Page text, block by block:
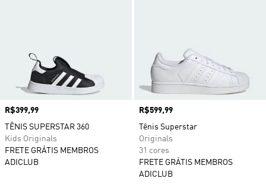
Preço
R$399,99
TÊNIS SUPERSTAR 360
Kids Originals
FRETE GRÁTIS MEMBROS
ADICLUB
Preço
R$599,99
Tênis Superstar
Originals
31 cores
FRETE GRÁTIS MEMBROS
ADICLUB